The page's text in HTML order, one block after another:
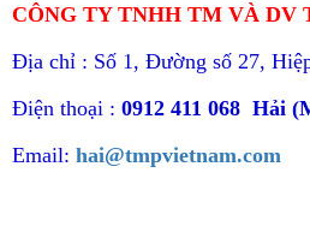
CÔNG TY TNHH TM VÀ DV
Địa chỉ : Số 1, Đường số 27,
Điện thoại : 0912 411 068 Hải
Email: hai@tmpvietnam.com